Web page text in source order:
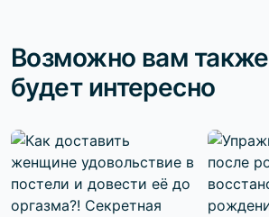
Возможно вам также
будет интересно